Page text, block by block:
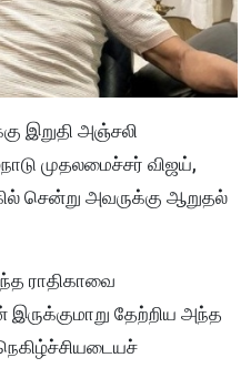
இறுதி அஞ்சலி
முதலமைச்சர் விஜய்,
சென்று அவருக்கு ஆறுதல்
ராதிகாவை
இருக்குமாறு தேற்றிய அந்த